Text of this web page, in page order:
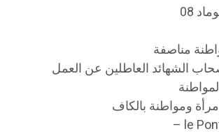
08
مناصفة
الشهائد العاطلين عن العمل
ومواطنة بالكاف
le